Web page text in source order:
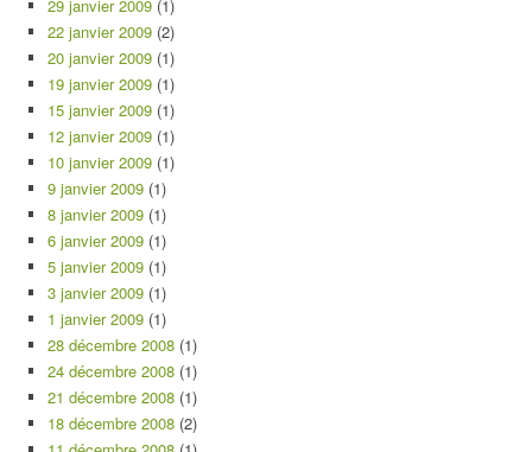
29 janvier 2009 (1)
22 janvier 2009 (2)
20 janvier 2009 (1)
19 janvier 2009 (1)
15 janvier 2009 (1)
12 janvier 2009 (1)
10 janvier 2009 (1)
9 janvier 2009 (1)
8 janvier 2009 (1)
6 janvier 2009 (1)
5 janvier 2009 (1)
3 janvier 2009 (1)
1 janvier 2009 (1)
28 décembre 2008 (1)
24 décembre 2008 (1)
21 décembre 2008 (1)
18 décembre 2008 (2)